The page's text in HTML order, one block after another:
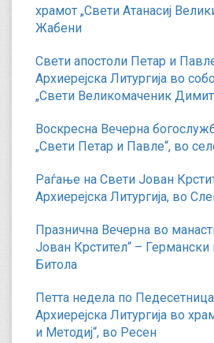
храмот „Свети Атанасиј
Жабени
Свети апостоли Петар и
Архиерејска Литургија во
„Свети Великомаченик
Воскресна Вечерна
„Свети Петар и Павле“, во
Раѓање на Свети Јован
Архиерејска Литургија, во
Празнична Вечерна во
Јован Крстител“ –
Битола
Петта недела по
Архиерејска Литургија во
и Методиј“, во Ресен